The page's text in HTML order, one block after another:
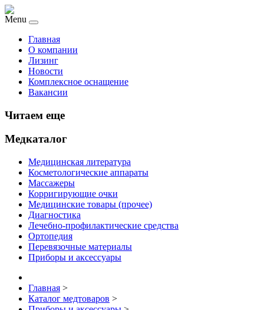
Menu
Главная
О компании
Лизинг
Новости
Комплексное оснащение
Вакансии
Читаем еще
Медкаталог
Медицинская литература
Косметологические аппараты
Массажеры
Корригирующие очки
Медицинские товары (прочее)
Диагностика
Лечебно-профилактические средства
Ортопедия
Перевязочные материалы
Приборы и аксессуары
Главная >
Каталог медтоваров >